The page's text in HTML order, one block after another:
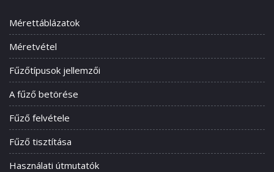
Mérettáblázatok
Méretvétel
Fűzőtípusok jellemzői
A fűző betörése
Fűző felvétele
Fűző tisztítása
Használati útmutatók